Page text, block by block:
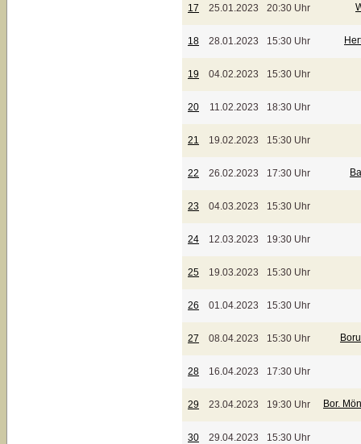
17 25.01.2023 20:30 Uhr
18 28.01.2023 15:30 Uhr
19 04.02.2023 15:30 Uhr
20 11.02.2023 18:30 Uhr
21 19.02.2023 15:30 Uhr
22 26.02.2023 17:30 Uhr
23 04.03.2023 15:30 Uhr
24 12.03.2023 19:30 Uhr
25 19.03.2023 15:30 Uhr
26 01.04.2023 15:30 Uhr
27 08.04.2023 15:30 Uhr
28 16.04.2023 17:30 Uhr
29 23.04.2023 19:30 Uhr Bor.
30 29.04.2023 15:30 Uhr